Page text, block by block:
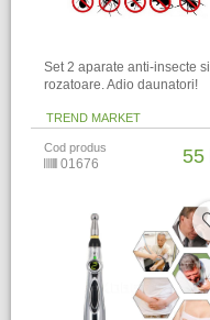
Set 2 aparate anti-insecte si
rozatoare. Adio daunatori!
TREND MARKET
Cod produs
01676 55